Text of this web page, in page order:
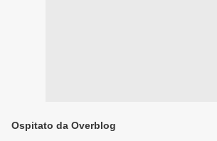
Ospitato da Overblog